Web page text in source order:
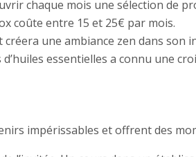
chaque mois une sélection de
coûte entre 15 et 25€ par mois.
une ambiance zen dans son
essentielles a connu une
impérissables et offrent des